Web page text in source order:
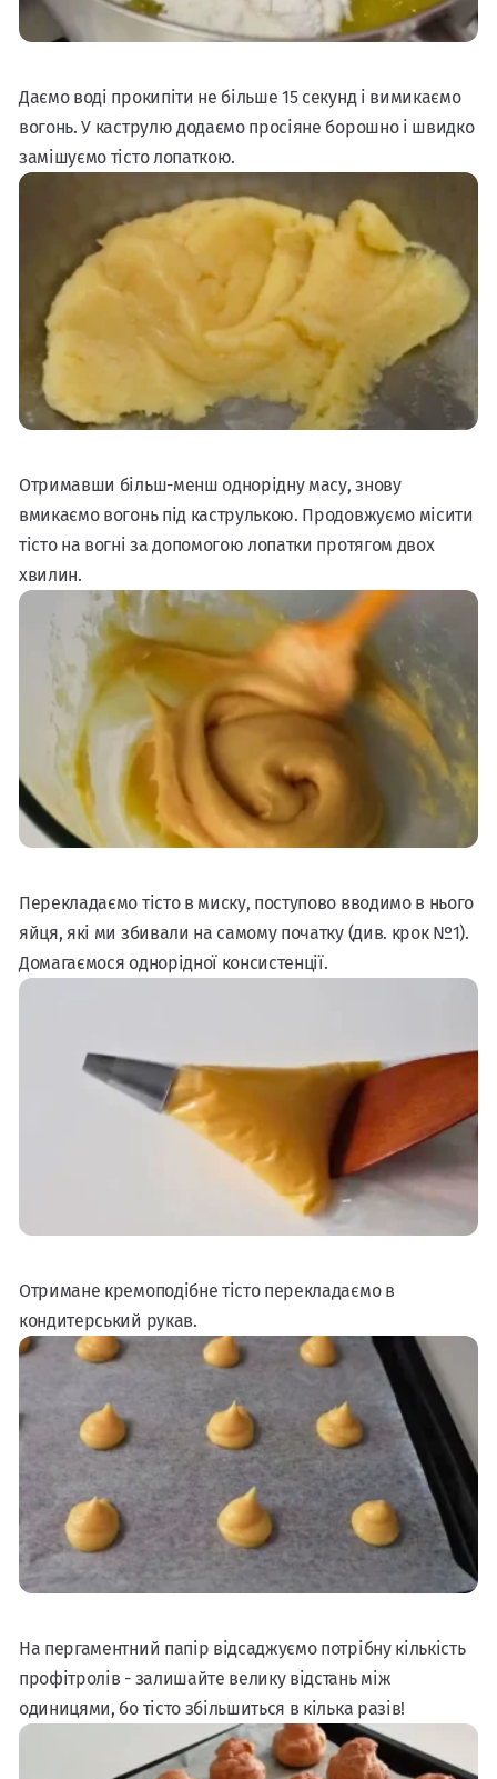
Даємо воді прокипіти не більше 15 секунд і вимикаємо
вогонь. У каструлю додаємо просіяне борошно і швидко
замішуємо тісто лопаткою.
Отримавши більш-менш однорідну масу, знову
вмикаємо вогонь під каструлькою. Продовжуємо місити
тісто на вогні за допомогою лопатки протягом двох
хвилин.
Перекладаємо тісто в миску, поступово вводимо в нього
яйця, які ми збивали на самому початку (див. крок №1).
Домагаємося однорідної консистенції.
Отримане кремоподібне тісто перекладаємо в
кондитерський рукав.
На пергаментний папір відсаджуємо потрібну кількість
профітролів - залишайте велику відстань між
одиницями, бо тісто збільшиться в кілька разів!